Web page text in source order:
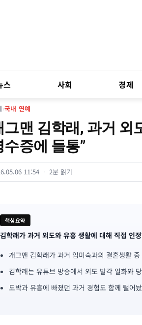
스 사회 경제
›국내 연예
그맨 김학래, 과거 외
수증에 들통”
11:54 2분 읽기
핵심요약
기
사
김학래가 과거 외도와 유흥 생활에 대해 직접 인
개그맨 김학래가 과거 임미숙과의 결혼생활
김학래는 유튜브 방송에서 외도 발각 일화와
도박과 유흥에 빠졌던 과거 경험도 함께 털어